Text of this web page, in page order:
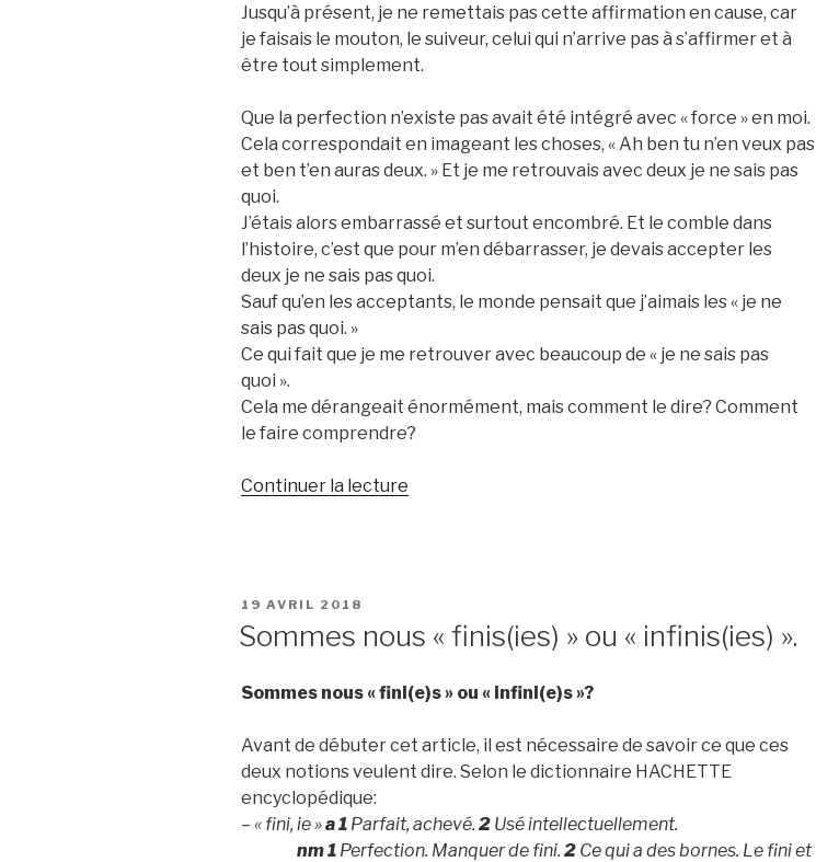
Jusqu’à présent, je ne remettais pas cette affirmation en cause, car
je faisais le mouton, le suiveur, celui qui n’arrive pas à s’affirmer et à
être tout simplement.
Que la perfection n’existe pas avait été intégré avec « force » en moi.
Cela correspondait en imageant les choses, « Ah ben tu n’en veux pas
et ben t’en auras deux. » Et je me retrouvais avec deux je ne sais pas
quoi.
J’étais alors embarrassé et surtout encombré. Et le comble dans
l’histoire, c’est que pour m’en débarrasser, je devais accepter les
deux je ne sais pas quoi.
Sauf qu’en les acceptants, le monde pensait que j’aimais les « je ne
sais pas quoi. »
Ce qui fait que je me retrouver avec beaucoup de « je ne sais pas
quoi ».
Cela me dérangeait énormément, mais comment le dire? Comment
le faire comprendre?
Continuer la lecture
existe? »
PUBLIÉ
19 AVRIL 2018
Sommes nous « finis(ies) » ou « infinis(ies) ».
Sommes nous « fini(e)s » ou « infini(e)s »?
Avant de débuter cet article, il est nécessaire de savoir ce que ces
deux notions veulent dire. Selon le dictionnaire HACHETTE
encyclopédique:
– « fini, ie »a1 Parfait, achevé. 2 Usé intellectuellement.
nm1 Perfection. Manquer de fini. 2 Ce qui a des bornes. Le fini et